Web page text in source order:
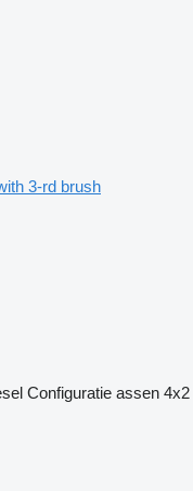
3-rd brush
Configuratie assen 4x2